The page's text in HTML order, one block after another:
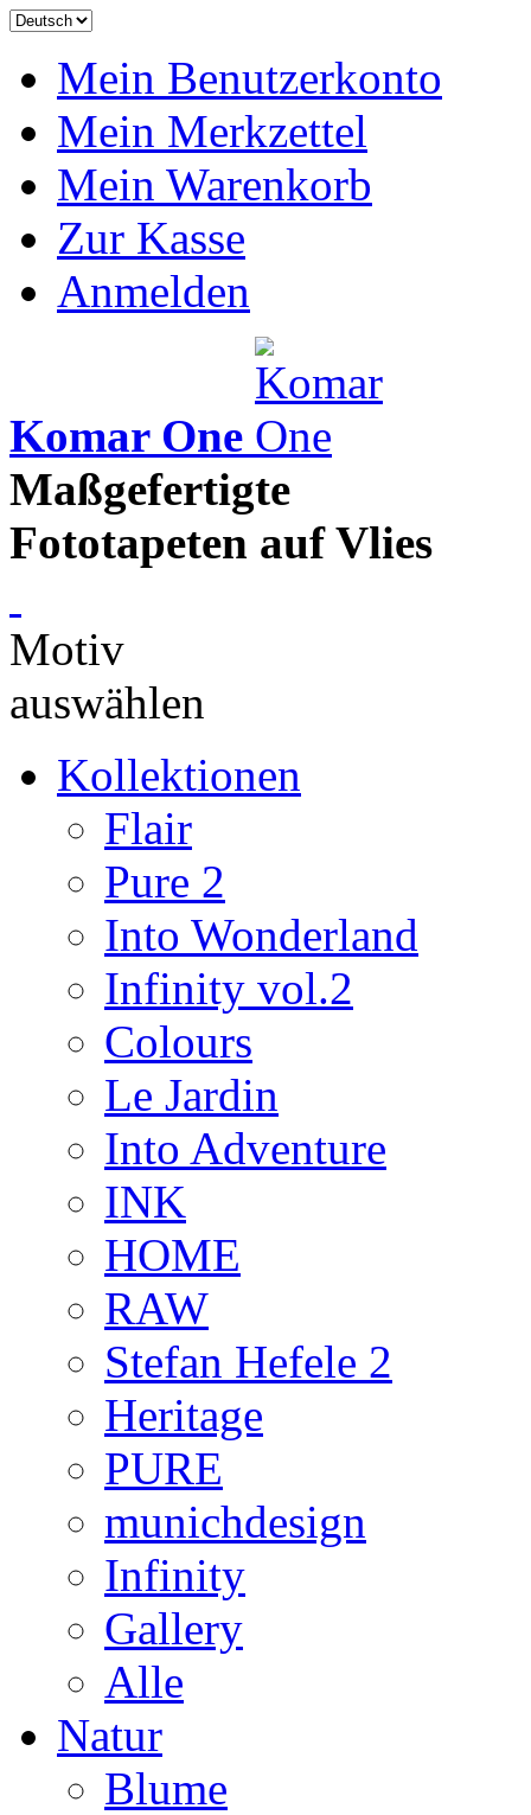
Mein Benutzerkonto
Mein Merkzettel
Mein Warenkorb
Zur Kasse
Anmelden
Komar One
Maßgefertigte
Fototapeten auf Vlies
Motiv
auswählen
Kollektionen
Flair
Pure 2
Into Wonderland
Infinity vol.2
Colours
Le Jardin
Into Adventure
INK
HOME
RAW
Stefan Hefele 2
Heritage
PURE
munichdesign
Infinity
Gallery
Alle
Natur
Blume